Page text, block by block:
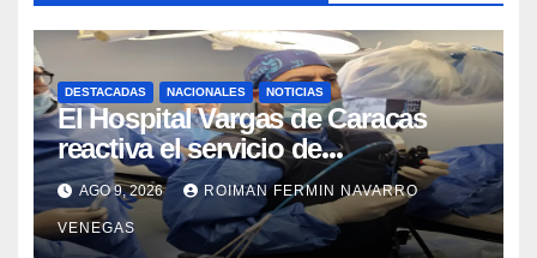
DESTACADAS NACIONALES NOTICIAS
El Hospital Vargas de Caracas
reactiva el servicio de
Colangiopancreatografía
Retrógrada Endoscópica para
beneficiar a cientos de pacientes
AGO 9, 2026 ROIMAN FERMIN NAVARRO
VENEGAS